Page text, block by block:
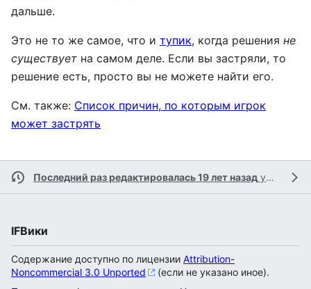
дальше.
Это не то же самое, что и тупик, когда решения не
существует на самом деле. Если вы застряли, то
решение есть, просто вы не можете найти его.
См. также: Список причин, по которым игрок
может застрять
Последний раз редактировалась 19 лет назад участником
IFВики
Содержание доступно по лицензии Attribution-
Noncommercial 3.0 Unported
(если не указано иное).